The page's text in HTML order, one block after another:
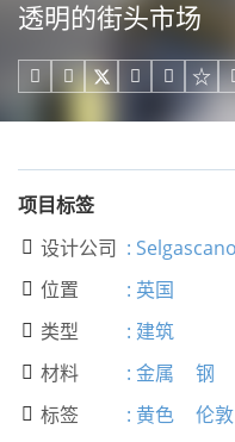
透明的街头市场
   
项目标签
 设计公司 : Selgascano
 位置 : 英国
 类型 : 建筑
 材料 : 金属 钢
 标签 : 黄色 伦敦